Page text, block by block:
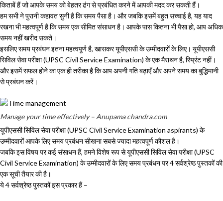
किताबें हैं जो आपके समय को बेहतर ढंग से प्रबंधित करने में आपकी मदद कर सकती हैं।
हम सभी ने पुरानी कहावत सुनी है कि समय पैसा है। और जबकि इसमें बहुत सच्चाई है, यह याद
रखना भी महत्वपूर्ण है कि समय एक सीमित संसाधन है। आपके पास कितना भी पैसा हो, आप अधिक
समय नहीं खरीद सकते।
इसलिए समय प्रबंधन इतना महत्वपूर्ण है, खासकर यूपीएससी के उम्मीदवारों के लिए। यूपीएससी
सिविल सेवा परीक्षा (UPSC Civil Service Examination) के एक मैराथन है, स्प्रिंट नहीं।
और इसमें सफल होने का एक ही तरीका है कि आप अपनी गति बढ़ाएँ और अपने समय का बुद्धिमानी
से प्रबंधन करें।
Manage your time effectively – Anupama chandra.com
यूपीएससी सिविल सेवा परीक्षा (UPSC Civil Service Examination aspirants) के
उम्मीदवारों आपके लिए समय प्रबंधन सीखना सबसे ज्यादा महत्वपूर्ण कौशल है।
जबकि इस विषय पर कई संसाधन हैं, हमने विशेष रूप से यूपीएससी सिविल सेवा परीक्षा (UPSC
Civil Service Examination) के उम्मीदवारों के लिए समय प्रबंधन पर 4 सर्वश्रेष्ठ पुस्तकों की
एक सूची तैयार की है।
ये 4 सर्वश्रेष्ठ पुस्तकों इस प्रकार हैं –